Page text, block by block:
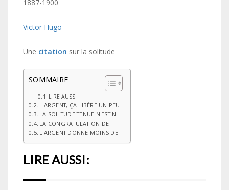
1887-1900
Victor Hugo
Une citation sur la solitude
SOMMAIRE
LIRE AUSSI:
L'ARGENT, ÇA LIBÈRE UN PEU
LA SOLITUDE TENUE N'EST NI
LA CONGRATULATION DE
L'ARGENT DONNE MOINS DE
LIRE AUSSI: